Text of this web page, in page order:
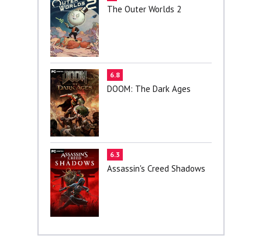
The Outer Worlds 2
6.8
DOOM: The Dark Ages
6.3
Assassin's Creed Shadows